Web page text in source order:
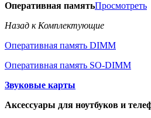
Оперативная памятьПросмотреть
Назад к Комплектующие
Оперативная память DIMM
Оперативная память SO-DIMM
Звуковые карты
Аксессуары для ноутбуков и